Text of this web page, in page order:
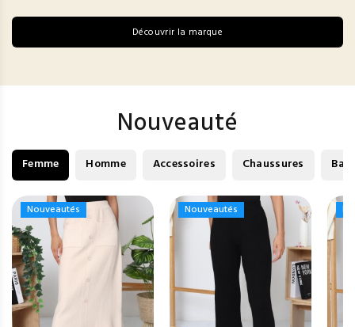
Découvrir la marque
Nouveauté
Femme Homme Accessoires Chaussures
Nouveautés
Nouveautés Nouveautés
Nouveautés